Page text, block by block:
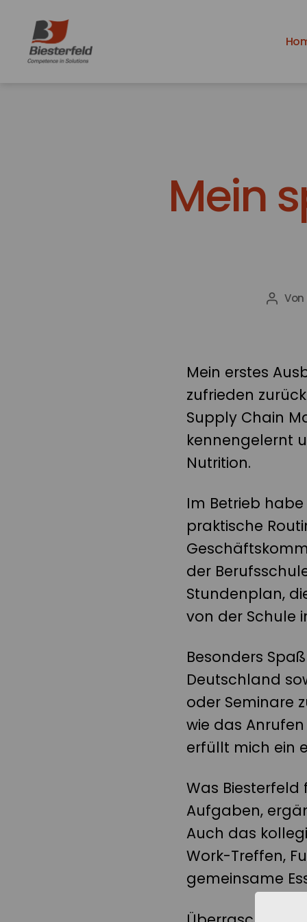
Mein
Von
Mein erstes
zufrieden
Supply Chain
kennengelernt
Nutrition.
Im Betrieb
praktische
der
Stundenplan,
von der Schule
Besonders
Deutschland
oder Seminare
wie das
erfüllt mich ein
Was
Aufgaben,
Auch das
Work-Treffen,
gemeinsame